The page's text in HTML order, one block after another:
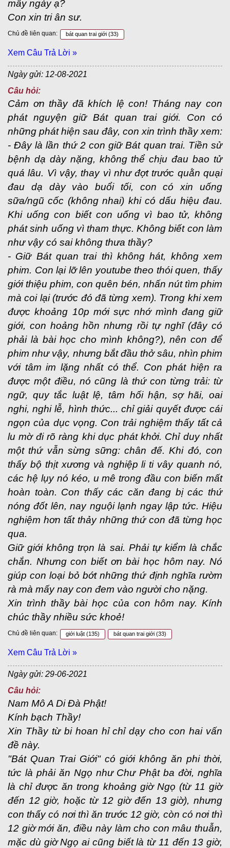
mấy ngày ạ?
Con xin tri ân sư.
Chủ đề liên quan: bát quan trai giới (33)
Xem Câu Trả Lời »
Ngày gửi: 12-08-2021
Câu hỏi:
Cảm ơn thầy đã khích lệ con! Tháng nay con
phát nguyện giữ Bát quan trai giới. Con có
những phát hiện sau đây, con xin trình thầy xem:
- Đây là lần thứ 2 con giữ Bát quan trai. Tiền sử
bệnh dạ dày nặng, không thể chịu đau bao tử
quá lâu. Vì vậy, thay vì như đợt trước quằn quại
đau dạ dày vào buổi tối, con có xin uống
sữa/ngũ cốc (không nhai) khi có dấu hiệu đau.
Khi uống con biết con uống vì bao tử, không
phát sinh uống vì tham thực. Không biết con làm
như vậy có sai không thưa thầy?
- Giữ Bát quan trai thì không hát, không xem
phim. Con lại lỡ lên youtube theo thói quen, thấy
giới thiệu phim, con quên bén, nhấn nút tìm phim
mà coi lại (trước đó đã từng xem). Trong khi xem
được khoảng 10p mới sực nhớ mình đang giữ
giới, con hoảng hồn nhưng rồi tự nghĩ (đây có
phải là bài học cho mình không?), nên con để
phim như vậy, nhưng bắt đầu thở sâu, nhìn phim
với tâm im lặng nhất có thể. Con phát hiện ra
được một điều, nó cũng là thứ con từng trải: từ
ngữ, quy tắc luật lệ, tâm hối hận, sợ hãi, oai
nghi, nghi lễ, hình thức... chỉ giải quyết được cái
ngọn của dục vọng. Con trải nghiệm thấy tất cả
lu mờ đi rõ ràng khi dục phát khởi. Chỉ duy nhất
một thứ vẫn sừng sững: chân đế. Khi đó, con
thấy bộ thịt xương và nghiệp li ti vây quanh nó,
các hệ lụy nó kéo, u mê trong đầu con biến mất
hoàn toàn. Con thấy các căn đang bị các thứ
nóng đốt lên, nay nguội lạnh ngay lập tức. Hiệu
nghiệm hơn tất thảy những thứ con đã từng học
qua.
Giữ giới không trọn là sai. Phải tự kiểm là chắc
chắn. Nhưng con biết ơn bài học hôm nay. Nó
giúp con loại bỏ bớt những thứ định nghĩa rườm
rà mà mấy nay con đem vào người cho nặng.
Xin trình thầy bài học của con hôm nay. Kính
chúc thầy nhiều sức khoẻ!
Chủ đề liên quan: giới luật (135) bát quan trai giới (33)
Xem Câu Trả Lời »
Ngày gửi: 29-06-2021
Câu hỏi:
Nam Mô A Di Đà Phật!
Kính bạch Thầy!
Xin Thầy từ bi hoan hỉ chỉ dạy cho con hai vấn
đề này.
"Bát Quan Trai Giới" có giới không ăn phi thời,
tức là phải ăn Ngọ như Chư Phật ba đời, nghĩa
là chỉ được ăn trong khoảng giờ Ngọ (từ 11 giờ
đến 12 giờ, hoặc từ 12 giờ đến 13 giờ), nhưng
con thấy có nơi thì ăn trước 12 giờ, còn có nơi thì
12 giờ mới ăn, điều này làm cho con mâu thuẫn,
mặc dù giờ Ngọ ai cũng biết là từ 11 đến 13 giờ,